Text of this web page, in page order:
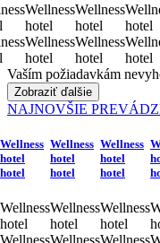
Wellness
hotel
Wellness
hotel
Wellness
hotel
Wellness
hotel
hotel
hotel
Vaším požiadavkám
Zobraziť ďalšie
NAJNOVŠIE
Wellness
hotel
hotel
Wellness
hotel
Wellness
Wellness
hotel
hotel
Wellness
hotel
Wellness
Wellness
hotel
hotel
Wellness
hotel
Wellness